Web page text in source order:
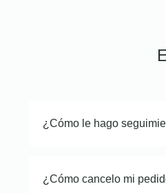
¿Cómo le hago
¿Cómo cancelo mi